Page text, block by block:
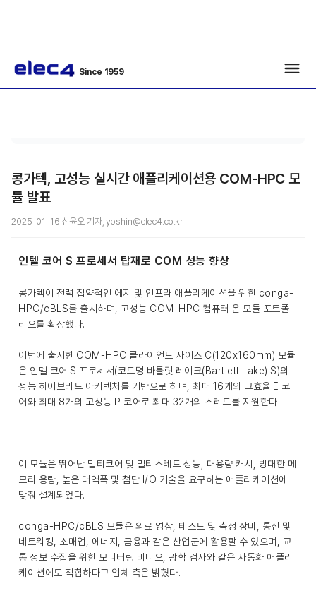
Since 1959
콩가텍, 고성능 실시간 애플리케이션용 COM-HPC 모
듈 발표
2025-01-16 신윤오 기자, yoshin@elec4.co.kr
인텔 코어 S 프로세서 탑재로 COM 성능 향상
콩가텍이 전력 집약적인 에지 및 인프라 애플리케이션을 위한 conga-
HPC/cBLS를 출시하며, 고성능 COM-HPC 컴퓨터 온 모듈 포트폴
리오를 확장했다.
이번에 출시한 COM-HPC 클라이언트 사이즈 C(120x160mm) 모듈
은 인텔 코어 S 프로세서(코드명 바틀릿 레이크(Bartlett Lake) S)의
성능 하이브리드 아키텍처를 기반으로 하며, 최대 16개의 고효율 E 코
어와 최대 8개의 고성능 P 코어로 최대 32개의 스레드를 지원한다.
이 모듈은 뛰어난 멀티코어 및 멀티스레드 성능, 대용량 캐시, 방대한 메
모리 용량, 높은 대역폭 및 첨단 I/O 기술을 요구하는 애플리케이션에
맞춰 설계되었다.
conga-HPC/cBLS 모듈은 의료 영상, 테스트 및 측정 장비, 통신 및
네트워킹, 소매업, 에너지, 금융과 같은 산업군에 활용할 수 있으며, 교
통 정보 수집을 위한 모니터링 비디오, 광학 검사와 같은 자동화 애플리
케이션에도 적합하다고 업체 측은 밝혔다.